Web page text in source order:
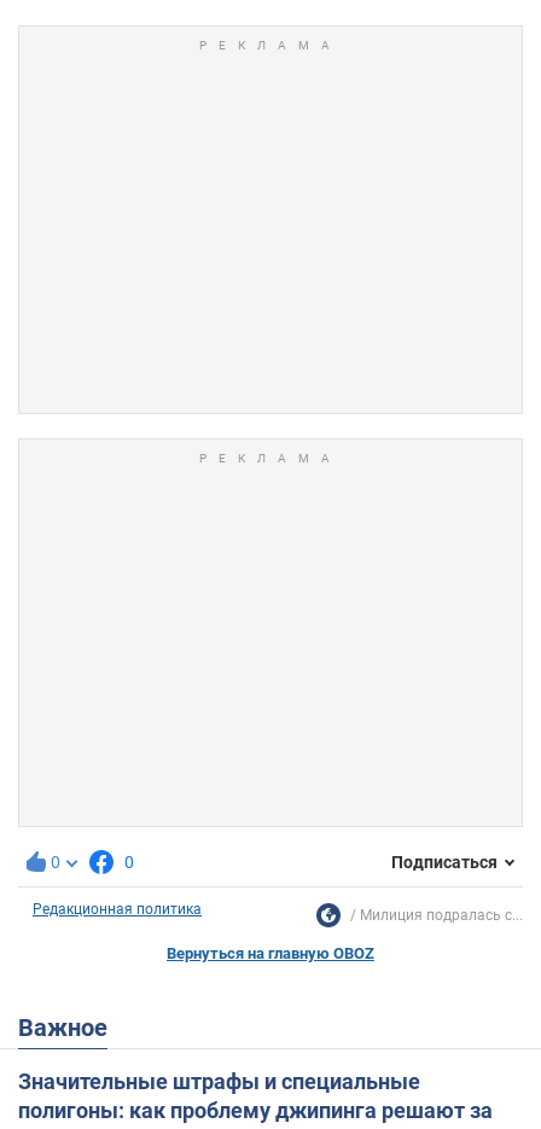
0 0 Подписаться
Редакционная политика Милиция подралась с...
Вернуться на главную OBOZ
Важное
Значительные штрафы и специальные
полигоны: как проблему джипинга решают за